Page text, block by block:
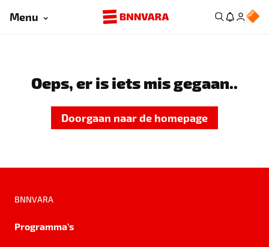
Menu
Oeps, er is iets mis gegaan..
Doorgaan naar de homepage
BNNVARA
Programma's